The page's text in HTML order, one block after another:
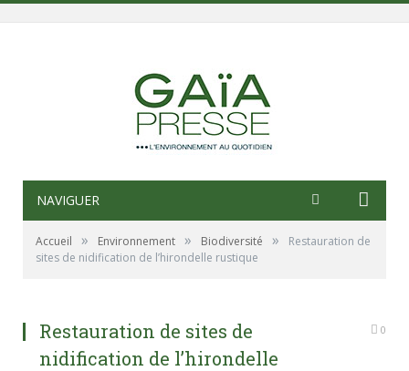
NAVIGUER
Accueil » Environnement » Biodiversité »
Restauration de
sites de nidification de l’hirondelle rustique
Restauration de sites de
nidification de l’hirondelle
0